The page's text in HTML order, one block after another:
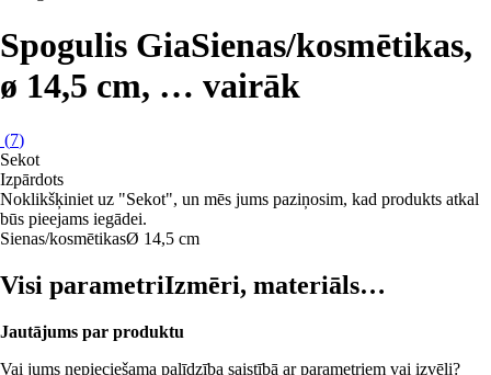
Spogulis GiaSienas/kosmētikas,
ø 14,5 cm, … vairāk
(7)
Sekot
Izpārdots
Noklikšķiniet uz "Sekot", un mēs jums paziņosim, kad produkts atkal
būs pieejams iegādei.
Sienas/kosmētikasØ 14,5 cm
Visi parametriIzmēri, materiāls…
Jautājums par produktu
Vai jums nepieciešama palīdzība saistībā ar parametriem vai izvēli?